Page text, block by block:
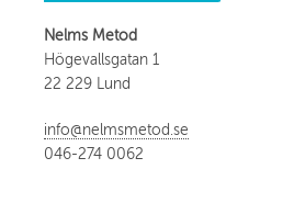
Nelms Metod
Högevallsgatan 1
22 229 Lund
info@nelmsmetod.se
046-274 0062